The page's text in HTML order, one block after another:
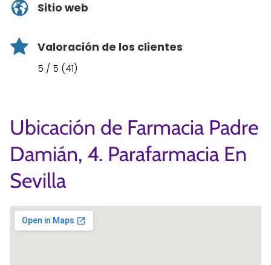
Sitio web
Valoración de los clientes
5 / 5 (41)
Ubicación de Farmacia Padre
Damián, 4. Parafarmacia En
Sevilla